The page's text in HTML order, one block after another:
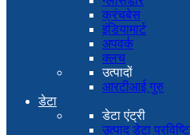
क्रंचबेस
इंडियामार्ट
अपवर्क
क्लच
उत्पादों
आरटीआई गुरु
डेटा
डेटा एंट्री
उत्पाद डेटा प्रविष्टि